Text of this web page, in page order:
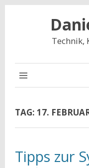
Technik,
TAG: 17.
Tipps zur